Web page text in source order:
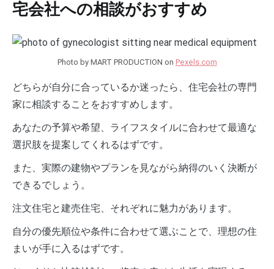
宅会社への相談がおすすめ
Photo by MART PRODUCTION on Pexels.com
どちらが自分に合っているか迷ったら、住宅会社の専門
家に相談することをおすすめします。
あなたの予算や希望、ライフスタイルに合わせて最適な
選択肢を提案してくれるはずです。
また、実際の建物やプランを見ながら納得のいく決断が
できるでしょう。
注文住宅と建売住宅、それぞれに魅力があります。
自分の優先順位や条件に合わせて選ぶことで、理想の住
まいが手に入るはずです。